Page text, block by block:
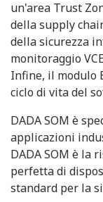
un'area Trust
della supply
della sicurezza
monitoraggio
Infine, il modulo
ciclo di vita del
DADA SOM è
applicazioni
DADA SOM è la
perfetta di
standard per la